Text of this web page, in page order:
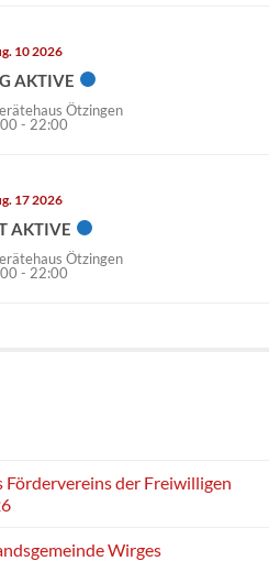
10 2026
AKTIVE
Ötzingen
- 22:00
17 2026
AKTIVE
Ötzingen
- 22:00
Fördervereins der Freiwilligen
Wirges